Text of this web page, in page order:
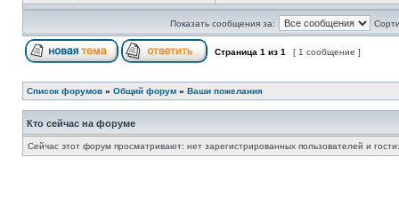
Показать сообщения за:
Страница 1 из 1 [ 1 сообщение ]
Список форумов » Общий форум » Ваши пожелания
Кто сейчас на форуме
Сейчас этот форум просматривают: нет зарегистрированных пользователей и